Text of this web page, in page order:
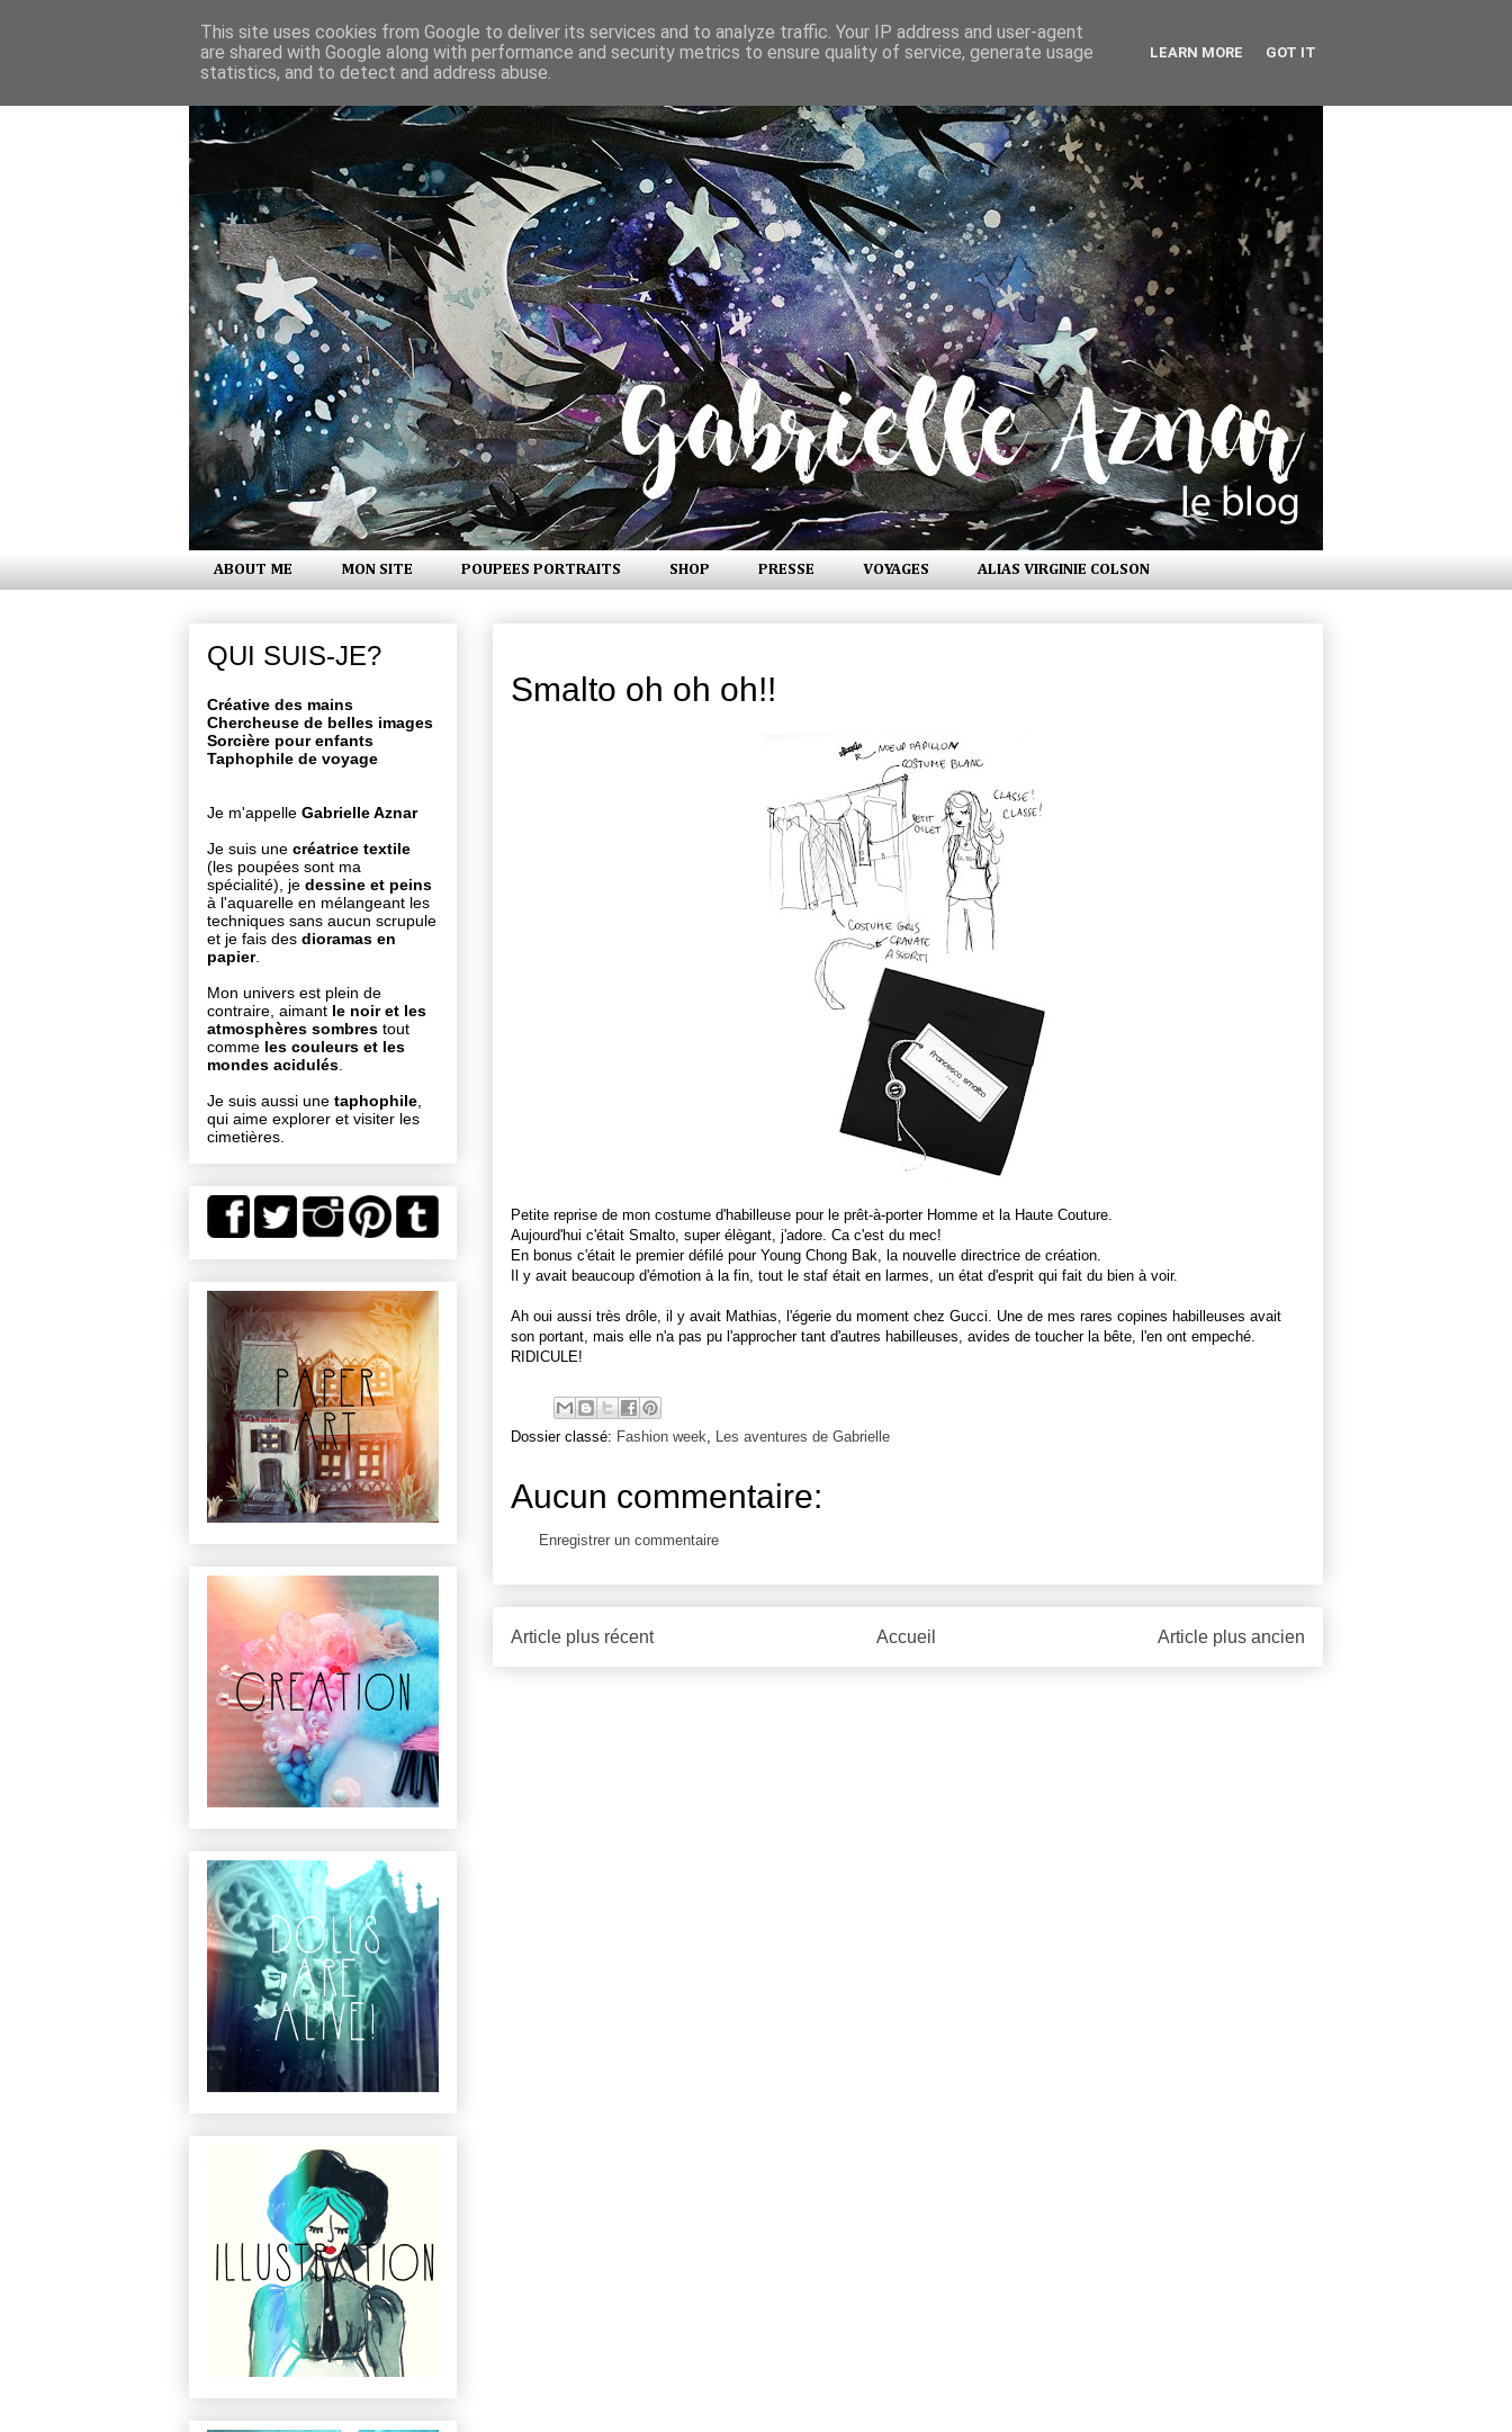
ABOUT ME MON SITE POUPEES PORTRAITS SHOP PRESSE VOYAGES ALIAS VIRGINIE COLSON
Smalto oh oh oh!!
Petite reprise de mon costume d'habilleuse pour le prêt-à-porter Homme et la Haute Couture.
Aujourd'hui c'était Smalto, super élègant, j'adore. Ca c'est du mec!
En bonus c'était le premier défilé pour Young Chong Bak, la nouvelle directrice de création.
Il y avait beaucoup d'émotion à la fin, tout le staf était en larmes, un état d'esprit qui fait du bien à voir.
Ah oui aussi très drôle, il y avait Mathias, l'égerie du moment chez Gucci. Une de mes rares copines habilleuses avait
son portant, mais elle n'a pas pu l'approcher tant d'autres habilleuses, avides de toucher la bête, l'en ont empeché.
RIDICULE!
Dossier classé: Fashion week Les aventures de Gabrielle
Aucun commentaire:
Enregistrer un commentaire
Article plus récent Article plus ancien
Accueil
QUI SUIS-JE?
Créative des mains
Chercheuse de belles images
Sorcière pour enfants
Taphophile de voyage
Je m'appelle Gabrielle Aznar
Je suis une créatrice textile
(les poupées sont ma
spécialité), je dessine et peins
à l'aquarelle en mélangeant les
techniques sans aucun scrupule
et je fais des dioramas en
papier.
Mon univers est plein de
contraire, aimant le noir et les
atmosphères sombres tout
comme les couleurs et les
mondes acidulés
Je suis aussi une taphophile
qui aime explorer et visiter les
cimetières.
This site uses cookies from Google to deliver its services and to analyze traffic. Your IP address and user-agent
are shared with Google along with performance and security metrics to ensure quality of service, generate usage
statistics, and to detect and address abuse.
LEARN MORE GOT IT